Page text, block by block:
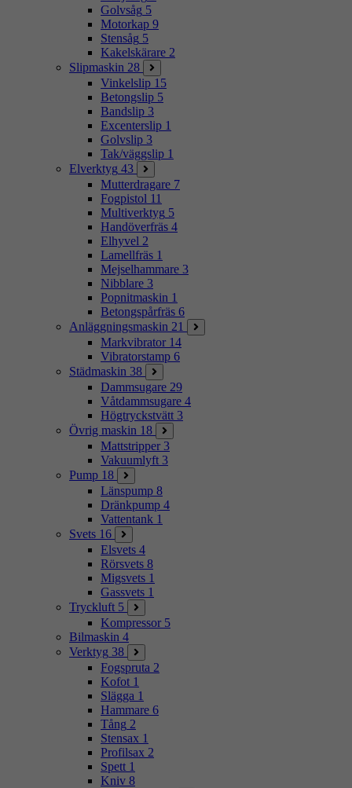
Golvsåg 5
Motorkap 9
Stensåg 5
Kakelskärare 2
Slipmaskin 28
Vinkelslip 15
Betongslip 5
Bandslip 3
Excenterslip 1
Golvslip 3
Tak/väggslip 1
Elverktyg 43
Mutterdragare 7
Fogpistol 11
Multiverktyg 5
Handöverfräs 4
Elhyvel 2
Lamellfräs 1
Mejselhammare 3
Nibblare 3
Popnitmaskin 1
Betongspårfräs 6
Anläggningsmaskin 21
Markvibrator 14
Vibratorstamp 6
Städmaskin 38
Dammsugare 29
Våtdammsugare 4
Högtryckstvätt 3
Övrig maskin 18
Mattstripper 3
Vakuumlyft 3
Pump 18
Länspump 8
Dränkpump 4
Vattentank 1
Svets 16
Elsvets 4
Rörsvets 8
Migsvets 1
Gassvets 1
Tryckluft 5
Kompressor 5
Bilmaskin 4
Verktyg 38
Fogspruta 2
Kofot 1
Slägga 1
Hammare 6
Tång 2
Stensax 1
Profilsax 2
Spett 1
Kniv 8